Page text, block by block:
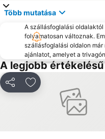
Több mutatása
A szállásfoglalási
folyamatosan változnak.
szállásfoglalási oldalon
ajánlatot, amelyet a
A legjobb
MegosztásHozzáadás a